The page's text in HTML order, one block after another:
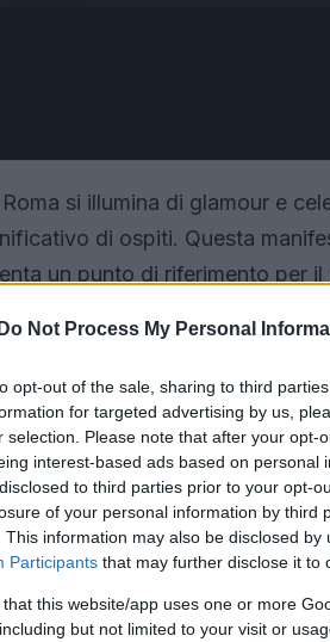
Do Not Process My Personal
opt-out of the sale, sharing to third
for targeted advertising by us,
selection. Please note that after your opt-
interest-based ads based on personal
to third parties prior to your opt-
of your personal information by third
This information may also be disclosed
Participants that may further disclose it to
that this website/app uses one or more
but not limited to your visit or
si illumina di glamour e
di ospiti. Questa
un punto di riferimento per il
il compito di premiare uno
più elettrizzante.